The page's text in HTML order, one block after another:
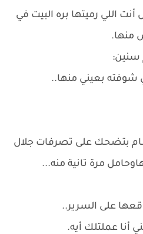
اللي رميتها بره البيت في
منها.
سنين:
شوفته بعيني منها..
بتضحك على تصرفات جلال
مرة تانية منه...
على السرير..
أنا عملتلك أيه.